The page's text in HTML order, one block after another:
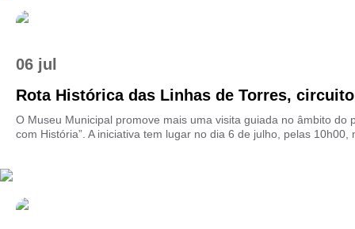
06 jul
Rota Histórica das Linhas de Torres,
O Museu Municipal promove mais uma visita guiada no âmbito do
com História”. A iniciativa tem lugar no dia 6 de julho, pelas 10h00,